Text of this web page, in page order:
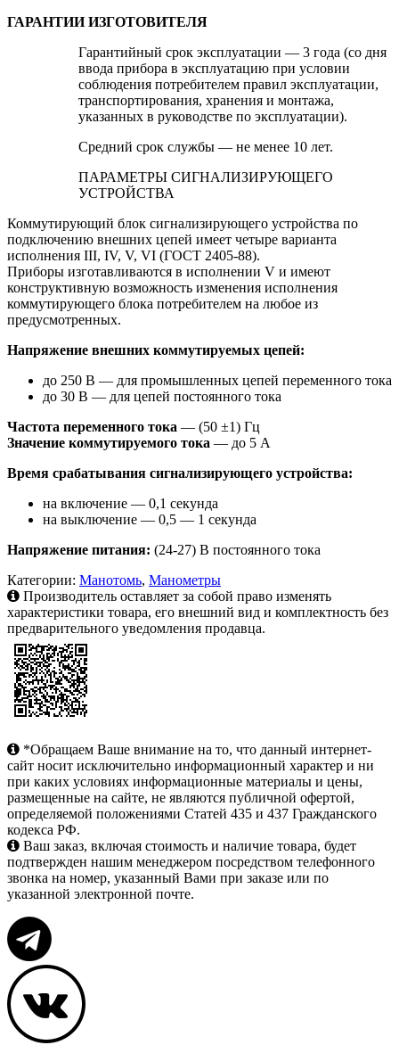
ГАРАНТИИ ИЗГОТОВИТЕЛЯ
Гарантийный срок эксплуатации — 3 года (со дня
ввода прибора в эксплуатацию при условии
соблюдения потребителем правил эксплуатации,
транспортирования, хранения и монтажа,
указанных в руководстве по эксплуатации).
Средний срок службы — не менее 10 лет.
ПАРАМЕТРЫ СИГНАЛИЗИРУЮЩЕГО
УСТРОЙСТВА
Коммутирующий блок сигнализирующего устройства по
подключению внешних цепей имеет четыре варианта
исполнения III, IV, V, VI (ГОСТ 2405-88).
Приборы изготавливаются в исполнении V и имеют
конструктивную возможность изменения исполнения
коммутирующего блока потребителем на любое из
предусмотренных.
Напряжение внешних коммутируемых цепей:
до 250 В — для промышленных цепей переменного тока
до 30 В — для цепей постоянного тока
Частота переменного тока — (50 ±1) Гц
Значение коммутируемого тока — до 5 А
Время срабатывания сигнализирующего устройства:
на включение — 0,1 секунда
на выключение — 0,5 — 1 секунда
Напряжение питания: (24-27) В постоянного тока
Категории: Манотомь, Манометры
Производитель оставляет за собой право изменять
характеристики товара, его внешний вид и комплектность без
предварительного уведомления продавца.
*Обращаем Ваше внимание на то, что данный интернет-
сайт носит исключительно информационный характер и ни
при каких условиях информационные материалы и цены,
размещенные на сайте, не являются публичной офертой,
определяемой положениями Статей 435 и 437 Гражданского
кодекса РФ.
Ваш заказ, включая стоимость и наличие товара, будет
подтвержден нашим менеджером посредством телефонного
звонка на номер, указанный Вами при заказе или по
указанной электронной почте.